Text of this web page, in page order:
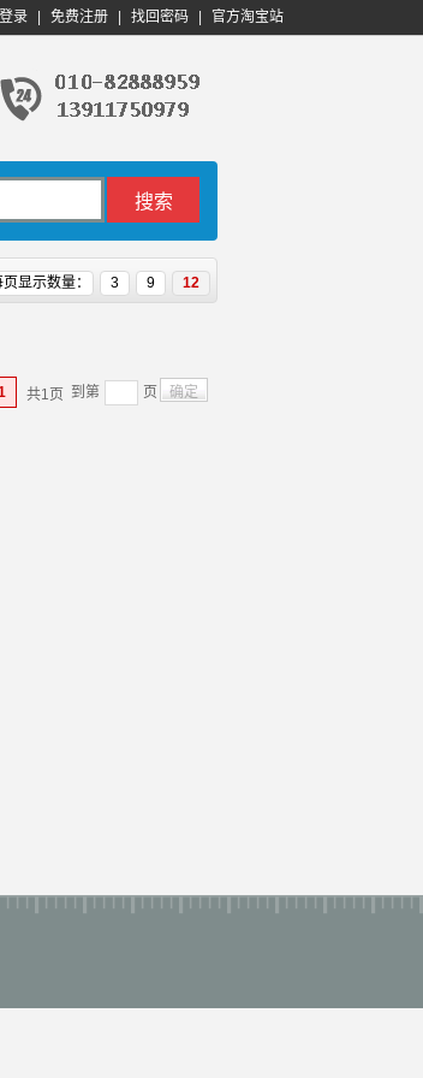
录 免费注册 找回密码 官方淘宝站
显示数量： 3 9 12
共1页 到第 页 确定